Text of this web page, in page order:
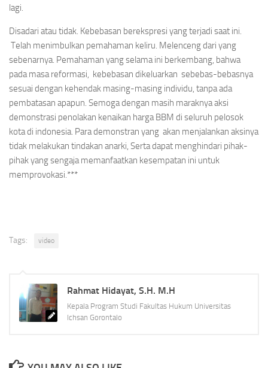
lagi.
Disadari atau tidak. Kebebasan berekspresi yang terjadi saat ini.
Telah menimbulkan pemahaman keliru. Melenceng dari yang
sebenarnya. Pemahaman yang selama ini berkembang, bahwa
pada masa reformasi, kebebasan dikeluarkan sebebas-bebasnya
sesuai dengan kehendak masing-masing individu, tanpa ada
pembatasan apapun. Semoga dengan masih maraknya aksi
demonstrasi penolakan kenaikan harga BBM di seluruh pelosok
kota di indonesia. Para demonstran yang akan menjalankan aksinya
tidak melakukan tindakan anarki, Serta dapat menghindari pihak-
pihak yang sengaja memanfaatkan kesempatan ini untuk
memprovokasi.***
Tags: video
Rahmat Hidayat, S.H. M.H
Kepala Program Studi Fakultas Hukum Universitas
Ichsan Gorontalo